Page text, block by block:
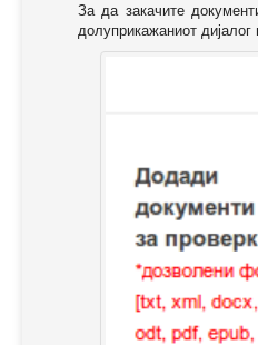
За да закачите
долуприкажаниот дијалог